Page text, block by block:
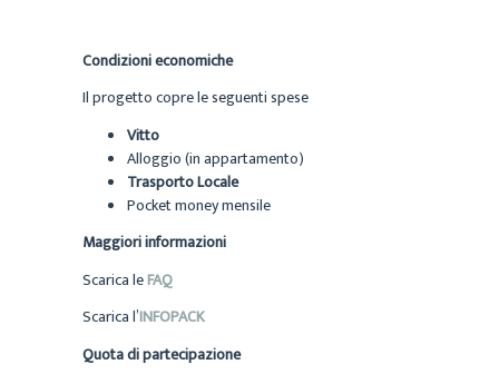
Condizioni economiche
Il progetto copre le seguenti spese
Vitto
Alloggio (in appartamento)
Trasporto Locale
Pocket money mensile
Maggiori informazioni
Scarica leFAQ
Scarica l’INFOPACK
Quota di partecipazione